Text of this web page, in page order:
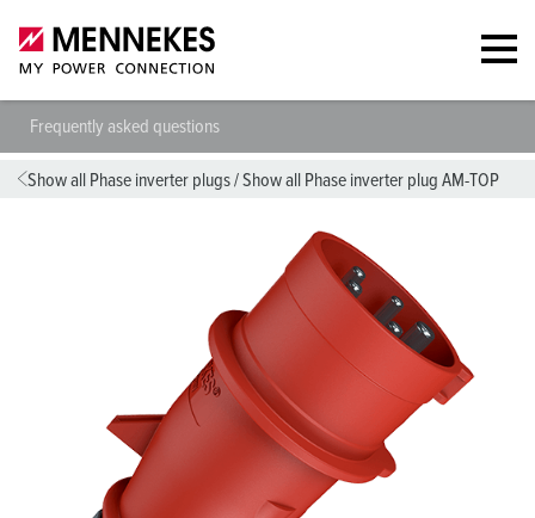
Frequently asked questions
Show all Phase inverter plugs/Show all Phase inverter plug AM-TOP